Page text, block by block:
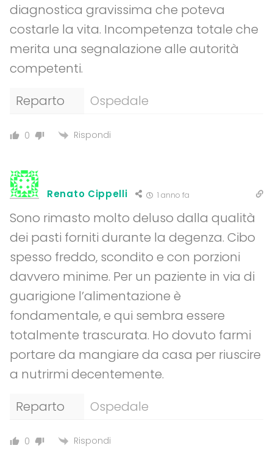
diagnostica gravissima che poteva
costarle la vita. Incompetenza totale che
merita una segnalazione alle autorità
competenti.
Reparto
Ospedale
0 Rispondi
Renato Cippelli 1 anno fa
Sono rimasto molto deluso dalla qualità
dei pasti forniti durante la degenza. Cibo
spesso freddo, scondito e con porzioni
davvero minime. Per un paziente in via di
guarigione l’alimentazione è
fondamentale, e qui sembra essere
totalmente trascurata. Ho dovuto farmi
portare da mangiare da casa per riuscire
a nutrirmi decentemente.
Reparto
Ospedale
0 Rispondi